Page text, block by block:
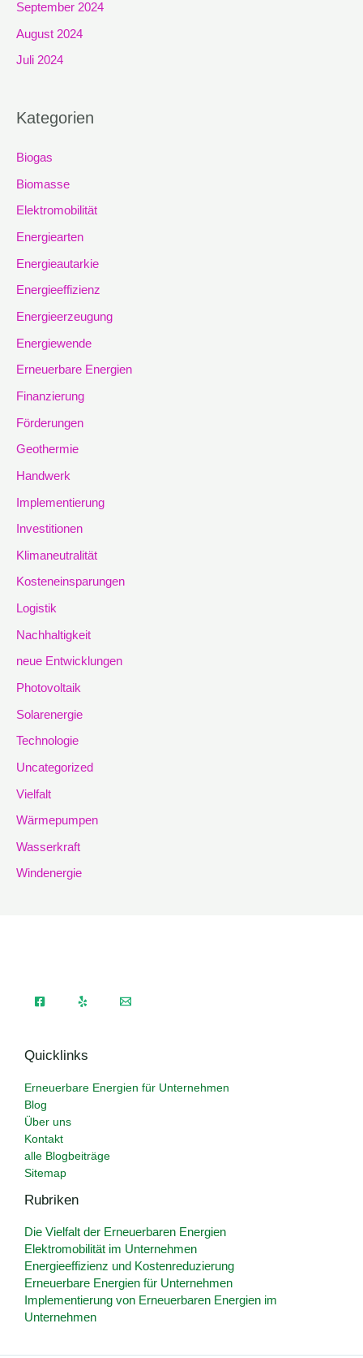
September 2024
August 2024
Juli 2024
Kategorien
Biogas
Biomasse
Elektromobilität
Energiearten
Energieautarkie
Energieeffizienz
Energieerzeugung
Energiewende
Erneuerbare Energien
Finanzierung
Förderungen
Geothermie
Handwerk
Implementierung
Investitionen
Klimaneutralität
Kosteneinsparungen
Logistik
Nachhaltigkeit
neue Entwicklungen
Photovoltaik
Solarenergie
Technologie
Uncategorized
Vielfalt
Wärmepumpen
Wasserkraft
Windenergie
Quicklinks
Erneuerbare Energien für Unternehmen
Blog
Über uns
Kontakt
alle Blogbeiträge
Sitemap
Rubriken
Die Vielfalt der Erneuerbaren Energien
Elektromobilität im Unternehmen
Energieeffizienz und Kostenreduzierung
Erneuerbare Energien für Unternehmen
Implementierung von Erneuerbaren Energien im
Unternehmen